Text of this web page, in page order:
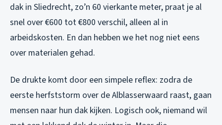
dak in Sliedrecht, zo’n 60 vierkante meter, praat je al
snel over €600 tot €800 verschil, alleen al in
arbeidskosten. En dan hebben we het nog niet eens
over materialen gehad.
De drukte komt door een simpele reflex: zodra de
eerste herfststorm over de Alblasserwaard raast, gaan
mensen naar hun dak kijken. Logisch ook, niemand wil